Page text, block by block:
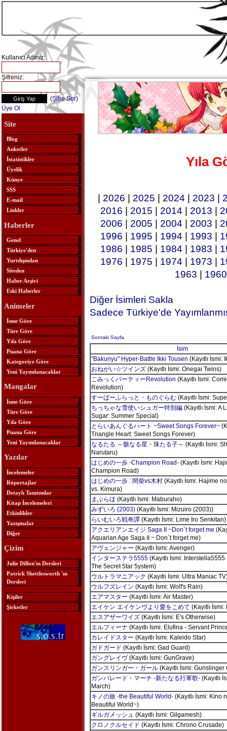
Kullanıcı Adınız:
Şifreniz:
(Şifre Sor)
Üye Ol
Site
Blog
Anketler
İstatistikler
Üyelik
Künye
SSS
E-mail
Linkler
Haberler
Genel
Türkiye'den
Yurtdışından
Siteden
Haber Arşivi
Eski Haberler
Animeler
İsme Göre
Türe Göre
Yıla Göre
Puana Göre
Kategoriye Göre
Yeni Yayımlanacaklar
Mangalar
İsme Göre
Türe Göre
Yıla Göre
Puana Göre
Yeni Yayımlanacaklar
Yazılar
İncelemeler
Röportajlar
Detaylı Tanıtımlar
Kitap İncelemeleri
Etkinlikler
Yazışmalar
Diğer
Çizim
Julie Dillon'ın Dersleri
Patrick Shettlesworth 'ın
Dersleri
Kişiler
Şirketler
Yıla
2026 2025 2024 2023
2016
2015 2014 2013
2006
2005 2004 2003
1996
1995 1994 1993
1986
1985 1984 1983
1976
1975 1974 1973
1963
1960
Diğer İsimleri Sakla
Sadece Türkiye'de
Sonraki Sayfa
İsim
"Bakunyu" Hyper-Battle Ikki Tousen (Kayıtlı İsmi:
おねがい☆ツインズ(Kayıtlı İsmi: Onegai Twins)
こみっくパーティーRevolution (Kayıtlı İsmi:
Revolution)
すーぱーふらっと・ものぐらむ(Kayıtlı İsmi:
ちっちゃな雪使いシュガー特別編(Kayıtlı İsmi: A
Sugar: Summer Special)
とらいあんぐるハート ~Sweet Songs Forever~
Triangle Heart: Sweet Songs Forever)
なるたる ～骸なる星・珠たる子～ (Kayıtlı İsmi:
Narutaru)
はじめの一歩 -Champion Road-(Kayıtlı İsmi:
Champion Road)
はじめの一歩 : 間柴vs木村(Kayıtlı İsmi: Hajime
vs. Kimura)
まぶらほ (Kayıtlı İsmi: Maburaho)
みずいろ (2003)(Kayıtlı İsmi: Mizuiro (2003))
らいむいろ戦奇譚(Kayıtlı İsmi: Lime Iro Senkitan)
アクエリアンエイジ Saga II ~Don`t forget me
Aquarian Age Saga II ~ Don`t forget me)
アヴェンジャー (Kayıtlı İsmi: Avenger)
インターステラ5555(Kayıtlı İsmi: Interstella5555
The 5ecret 5tar 5ystem)
ウルトラマニアック (Kayıtlı İsmi: Ultra Maniac
ウルフズレイン (Kayıtlı İsmi: Wolf's Rain)
エアマスター (Kayıtlı İsmi: Air Master)
エイケン エイケンヴより愛をこめて (Kayıtlı
エスアザーワイズ(Kayıtlı İsmi: E's Otherwise)
エルフィーナ (Kayıtlı İsmi: Elufina - Servant
カレイドスター (Kayıtlı İsmi: Kaleido Star)
ガドガード (Kayıtlı İsmi: Gad Guard)
ガングレイヴ(Kayıtlı İsmi: GunGrave)
ガンスリンガー・ガール(Kayıtlı İsmi: Gunslinger
ガンパレード・マーチ -新たなる行軍歌-(Kayıtlı
March)
キノの旅 -the Beautiful World-(Kayıtlı İsmi: Kino
Beautiful World~)
ギルガメッシュ (Kayıtlı İsmi: Gilgamesh)
クロノクルセイド (Kayıtlı İsmi: Chrono Crusade)